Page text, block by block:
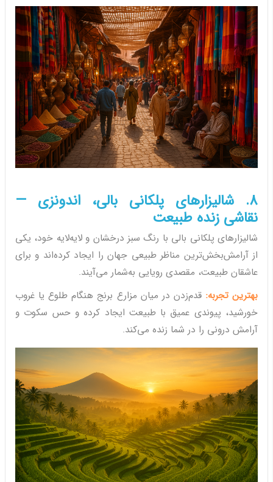
8. شالیزارهای پلکانی بالی، اندونزی —
نقاشی زنده طبیعت
شالیزارهای پلکانی بالی با رنگ سبز درخشان و لایه‌لایه خود، یکی
از آرامش‌بخش‌ترین مناظر طبیعی جهان را ایجاد کرده‌اند و برای
عاشقان طبیعت، مقصدی رویایی به‌شمار می‌آیند.
بهترین تجربه: قدم‌زدن در میان مزارع برنج هنگام طلوع یا غروب
خورشید، پیوندی عمیق با طبیعت ایجاد کرده و حس سکوت و
آرامش درونی را در شما زنده می‌کند.